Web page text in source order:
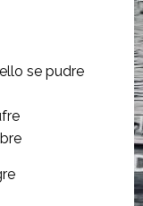
se pudre